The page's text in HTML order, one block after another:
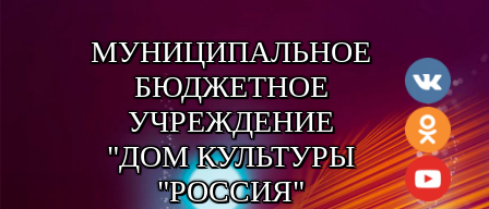
МУНИЦИПАЛЬНОЕ
БЮДЖЕТНОЕ
УЧРЕЖДЕНИЕ
"ДОМ КУЛЬТУРЫ
"РОССИЯ"